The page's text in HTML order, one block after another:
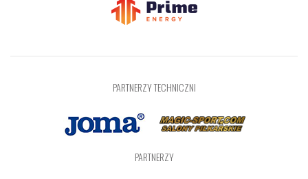
PARTNERZY TECHNICZNI
PARTNERZY